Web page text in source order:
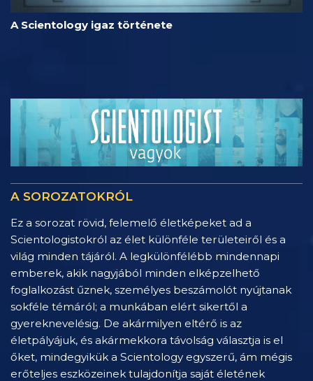
A Scientology igaz története
A SOROZATOKRÓL
Ez a sorozat rövid, felemelő életképeket ad a
Scientologistokról az élet különféle területeiről és a
világ minden tájáról. A legkülönfélébb mindennapi
emberek, akik nagyjából minden elképzelhető
foglalkozást űznek, személyes beszámolót nyújtanak
sokféle témáról; a munkában elért sikertől a
gyereknevelésig. De akármilyen eltérő is az
életpályájuk, és akármekkora távolság választja is el
őket, mindegyikük a Scientology egyszerű, ám mégis
erőteljes eszközeinek tulajdonítja saját életének